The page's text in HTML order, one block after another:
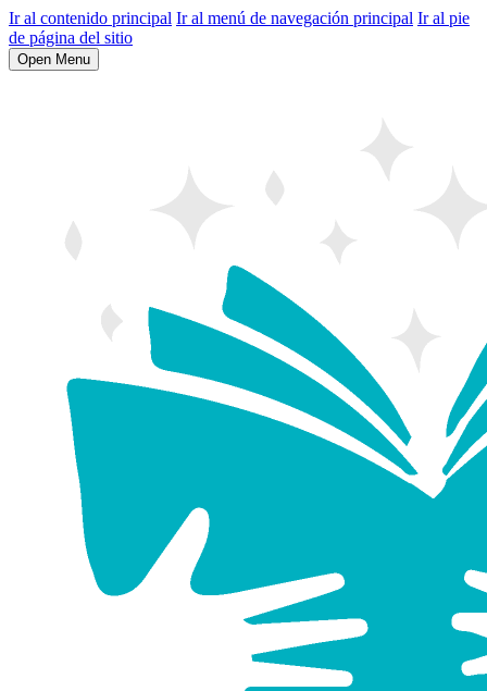
Ir al contenido principal Ir al menú de navegación principal Ir al pie
de página del sitio
Open Menu